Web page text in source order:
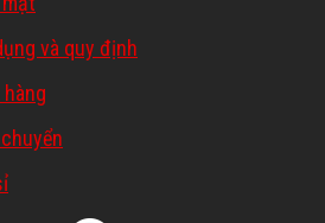
và quy định